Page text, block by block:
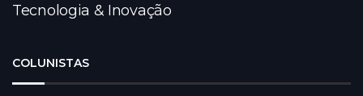
Tecnologia & Inovação
COLUNISTAS